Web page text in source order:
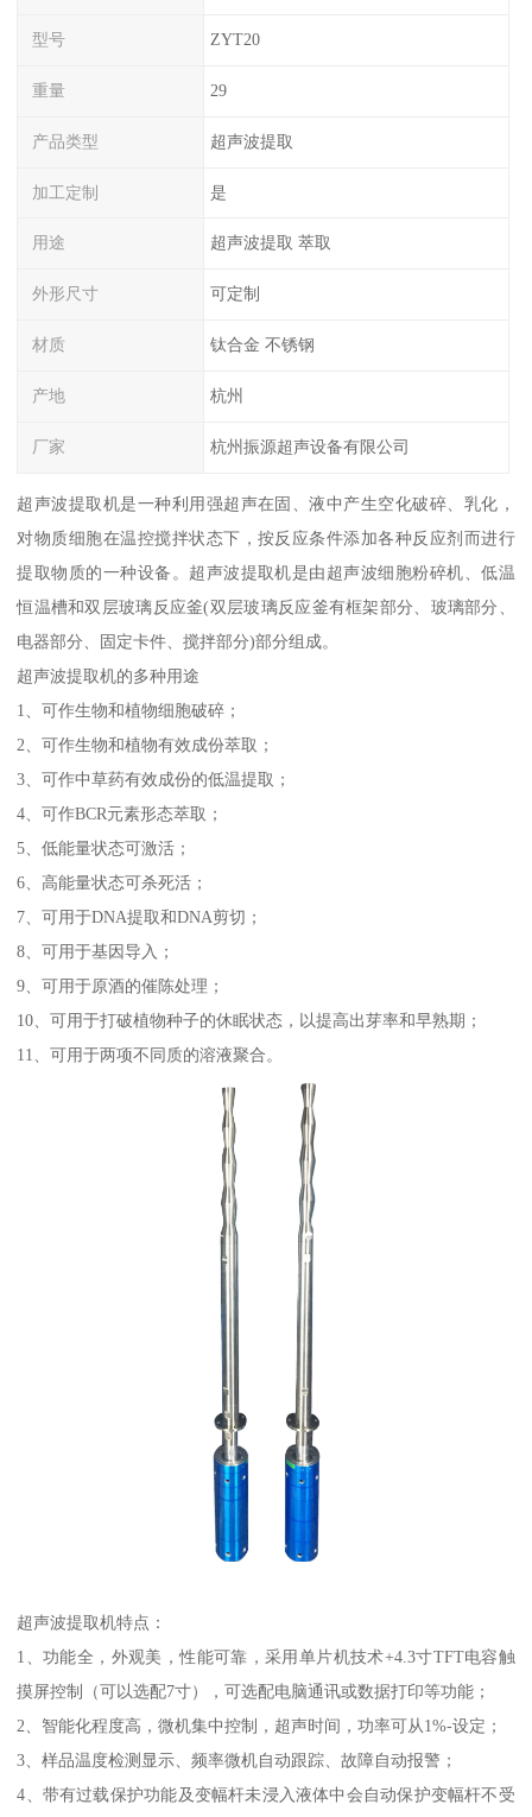
型号 ZYT20
重量 29
产品类型 超声波提取
加工定制 是
用途 超声波提取 萃取
外形尺寸 可定制
材质 钛合金 不锈钢
产地 杭州
厂家 杭州振源超声设备有限公司
超声波提取机是一种利用强超声在固、液中产生空化破碎、乳化，
对物质细胞在温控搅拌状态下，按反应条件添加各种反应剂而进行
提取物质的一种设备。超声波提取机是由超声波细胞粉碎机、低温
恒温槽和双层玻璃反应釜(双层玻璃反应釜有框架部分、玻璃部分、
电器部分、固定卡件、搅拌部分)部分组成。
超声波提取机的多种用途
1、可作生物和植物细胞破碎；
2、可作生物和植物有效成份萃取；
3、可作中草药有效成份的低温提取；
4、可作BCR元素形态萃取；
5、低能量状态可激活；
6、高能量状态可杀死活；
7、可用于DNA提取和DNA剪切；
8、可用于基因导入；
9、可用于原酒的催陈处理；
10、可用于打破植物种子的休眠状态，以提高出芽率和早熟期；
11、可用于两项不同质的溶液聚合。
超声波提取机特点：
1、功能全，外观美，性能可靠，采用单片机技术+4.3寸TFT电容触
摸屏控制（可以选配7寸），可选配电脑通讯或数据打印等功能；
2、智能化程度高，微机集中控制，超声时间，功率可从1%-设定；
3、样品温度检测显示、频率微机自动跟踪、故障自动报警；
4、带有过载保护功能及变幅杆未浸入液体中会自动保护变幅杆不受